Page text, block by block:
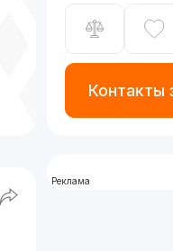
Контакты
Реклама